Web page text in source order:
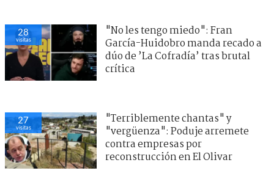
28
visitas
"No les tengo miedo": Fran
García-Huidobro manda recado a
dúo de ’La Cofradía’ tras brutal
crítica
27
visitas
"Terriblemente chantas" y
"vergüenza": Poduje arremete
contra empresas por
reconstrucción en El Olivar